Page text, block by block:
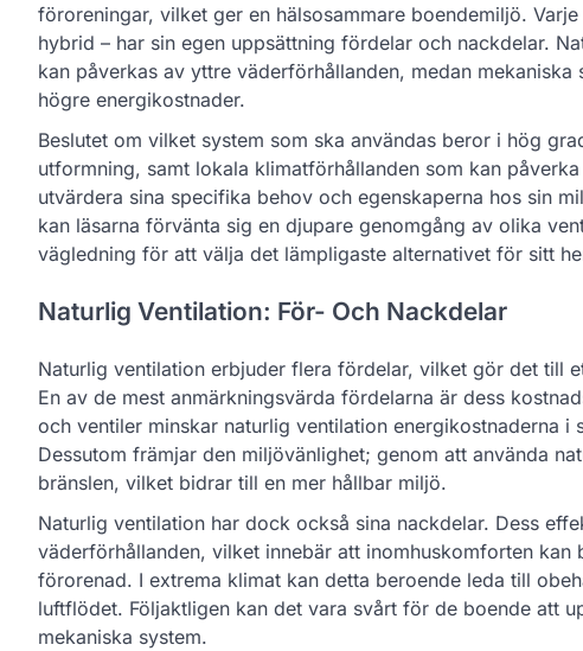
föroreningar, vilket ger en hälsosammare boendemiljö.
hybrid – har sin egen uppsättning fördelar och nackdelar.
kan påverkas av yttre väderförhållanden, medan
högre energikostnader.
Beslutet om vilket system som ska användas beror i hög
utformning, samt lokala klimatförhållanden som kan
utvärdera sina specifika behov och egenskaperna hos sin
kan läsarna förvänta sig en djupare genomgång av olika
vägledning för att välja det lämpligaste alternativet för sitt
Naturlig Ventilation: För- Och Nackdelar
Naturlig ventilation erbjuder flera fördelar, vilket gör det till
En av de mest anmärkningsvärda fördelarna är dess
och ventiler minskar naturlig ventilation energikostnaderna
Dessutom främjar den miljövänlighet; genom att använda
bränslen, vilket bidrar till en mer hållbar miljö.
Naturlig ventilation har dock också sina nackdelar. Dess
väderförhållanden, vilket innebär att inomhuskomforten
förorenad. I extrema klimat kan detta beroende leda till
luftflödet. Följaktligen kan det vara svårt för de boende att
mekaniska system.